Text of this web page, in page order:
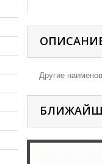
Другие